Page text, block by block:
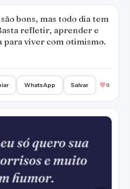
bons, mas todo dia tem
refletir, aprender e
para viver com otimismo.
WhatsApp Salvar 9